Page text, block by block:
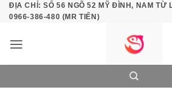
Bỏ
qua
dung
ĐỊA CHỈ: SỐ 56 NGÕ 52 MỸ ĐÌNH, NAM TỪ
0966-386-480 (MR TIẾN)